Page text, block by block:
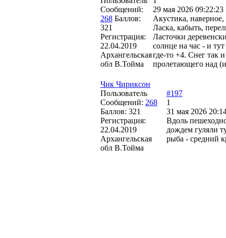
Сообщений:
268 Баллов:
321
Регистрация:
22.04.2019
Архангельская
обл В.Тойма
29 мая 2026 09:22:23
Акустика,
Ласка, кабыть,
Ласточки
солнце на час - и
где-то +4. Снег так
пролетающего над
Чик Чириксон
Пользователь
Сообщений: 268
Баллов: 321
Регистрация:
22.04.2019
Архангельская
обл В.Тойма
#197
1
31 мая 2026
Вдоль
дождем гуляли
рыба - средний